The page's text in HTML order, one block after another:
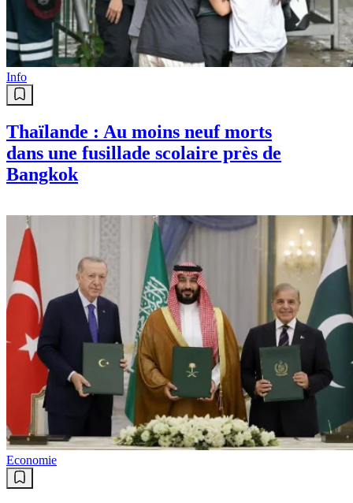
Info
Thaïlande : Au moins neuf morts
dans une fusillade scolaire près de
Bangkok
Economie